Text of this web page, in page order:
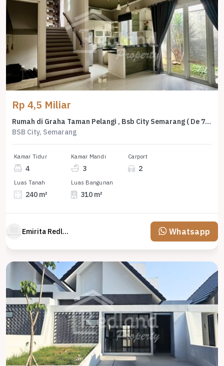
Rp 4,5 Miliar
Rumah di Graha Taman Pelangi , Bsb City Semarang ( De 7787 )
BSB City, Semarang
Kamar Tidur
4
Kamar Mandi
3
Carport
2
Luas Tanah
240 m²
Luas Bangunan
310 m²
Emirita Redland Whatsapp